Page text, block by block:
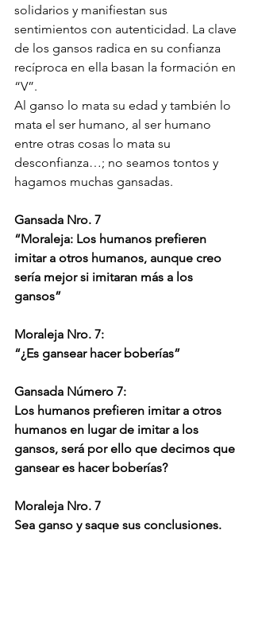
solidarios y manifiestan sus
sentimientos con autenticidad. La clave
de los gansos radica en su confianza
recíproca en ella basan la formación en
“V”.
Al ganso lo mata su edad y también lo
mata el ser humano, al ser humano
entre otras cosas lo mata su
desconfianza…; no seamos tontos y
hagamos muchas gansadas.
Gansada Nro. 7
“Moraleja: Los humanos prefieren
imitar a otros humanos, aunque creo
sería mejor si imitaran más a los
gansos”
Moraleja Nro. 7:
“¿Es gansear hacer boberías”
Gansada Número 7:
Los humanos prefieren imitar a otros
humanos en lugar de imitar a los
gansos, será por ello que decimos que
gansear es hacer boberías?
Moraleja Nro. 7
Sea ganso y saque sus conclusiones.